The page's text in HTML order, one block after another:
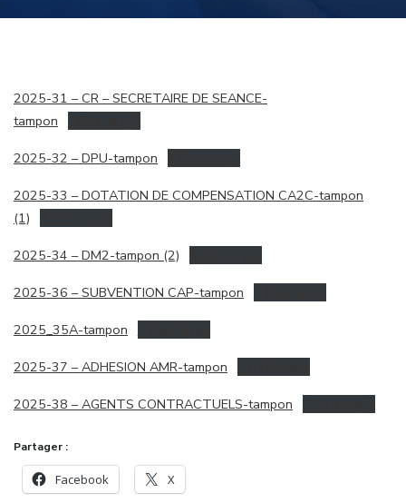
2025-31 – CR – SECRETAIRE DE SEANCE-
tampon
2025-32 – DPU-tampon
2025-33 – DOTATION DE COMPENSATION CA2C-tampon
(1)
2025-34 – DM2-tampon (2)
2025-36 – SUBVENTION CAP-tampon
2025_35A-tampon
2025-37 – ADHESION AMR-tampon
2025-38 – AGENTS CONTRACTUELS-tampon
Partager :
Facebook X